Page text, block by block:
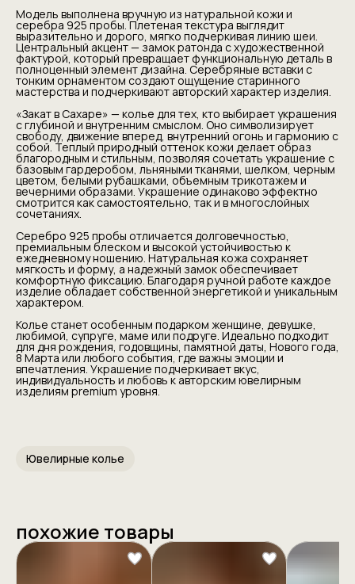
Модель выполнена вручную из натуральной кожи и
серебра 925 пробы. Плетеная текстура выглядит
выразительно и дорого, мягко подчеркивая линию шеи.
Центральный акцент — замок ратонда с художественной
фактурой, который превращает функциональную деталь в
полноценный элемент дизайна. Серебряные вставки с
тонким орнаментом создают ощущение старинного
мастерства и подчеркивают авторский характер изделия.
«Закат в Сахаре» — колье для тех, кто выбирает украшения
с глубиной и внутренним смыслом. Оно символизирует
свободу, движение вперед, внутренний огонь и гармонию с
собой. Теплый природный оттенок кожи делает образ
благородным и стильным, позволяя сочетать украшение с
базовым гардеробом, льняными тканями, шелком, черным
цветом, белыми рубашками, объемным трикотажем и
вечерними образами. Украшение одинаково эффектно
смотрится как самостоятельно, так и в многослойных
сочетаниях.
Серебро 925 пробы отличается долговечностью,
премиальным блеском и высокой устойчивостью к
ежедневному ношению. Натуральная кожа сохраняет
мягкость и форму, а надежный замок обеспечивает
комфортную фиксацию. Благодаря ручной работе каждое
изделие обладает собственной энергетикой и уникальным
характером.
Колье станет особенным подарком женщине, девушке,
любимой, супруге, маме или подруге. Идеально подходит
для дня рождения, годовщины, памятной даты, Нового года,
8 Марта или любого события, где важны эмоции и
впечатления. Украшение подчеркивает вкус,
индивидуальность и любовь к авторским ювелирным
изделиям premium уровня.
Ювелирные колье
похожие товары